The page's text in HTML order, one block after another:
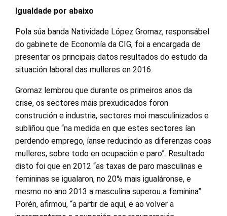
Igualdade por abaixo
Pola súa banda Natividade López Gromaz, responsábel
do gabinete de Economía da CIG, foi a encargada de
presentar os principais datos resultados do estudo da
situación laboral das mulleres en 2016.
Gromaz lembrou que durante os primeiros anos da
crise, os sectores máis prexudicados foron
construción e industria, sectores moi masculinizados e
subliñou que “na medida en que estes sectores ían
perdendo emprego, íanse reducindo as diferenzas coas
mulleres, sobre todo en ocupación e paro”. Resultado
disto foi que en 2012 “as taxas de paro masculinas e
femininas se igualaron, no 20% mais igualáronse, e
mesmo no ano 2013 a masculina superou a feminina”.
Porén, afirmou, “a partir de aquí, e ao volver a